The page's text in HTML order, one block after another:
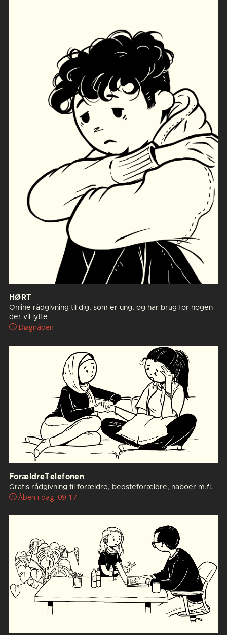
HØRT
Online rådgivning til dig, som er ung, og har brug for nogen
der vil lytte
Døgnåben
ForældreTelefonen
Gratis rådgivning til forældre, bedsteforældre, naboer m.fl.
Åben i dag: 09-17